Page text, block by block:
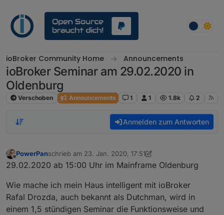
ioBroker Community Home Announcements
ioBroker Seminar am 29.02.2020 in
Oldenburg
Verschoben Announcements 1 1 1.8k 2
Anmelden zum Antworten
Offline
PowerPanschrieb am 23. Jan. 2020, 17:51
zuletzt editiert von PowerPan
29.02.2020 ab 15:00 Uhr im Mainframe Oldenburg
Wie mache ich mein Haus intelligent mit ioBroker
Rafal Drozda, auch bekannt als Dutchman, wird in
einem 1,5 stündigen Seminar die Funktionsweise und